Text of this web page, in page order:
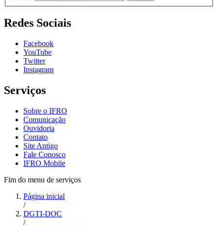
Redes Sociais
Facebook
YouTube
Twitter
Instagram
Serviços
Sobre o IFRO
Comunicação
Ouvidoria
Contato
Site Antigo
Fale Conosco
IFRO Mobile
Fim do menu de serviços
Página inicial
/
DGTI-DOC
/